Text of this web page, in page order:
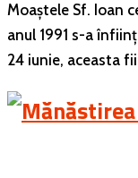
Moaștele Sf. Ioan
anul 1991 s-a
24 iunie, aceasta